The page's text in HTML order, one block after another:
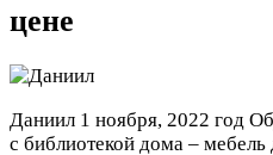
цене
Даниил 1 ноября, 2022 год
с библиотекой дома –